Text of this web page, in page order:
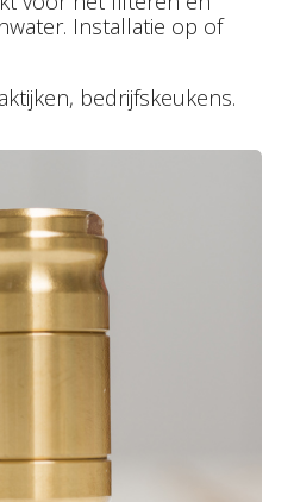
Installatie op of
bedrijfskeukens.